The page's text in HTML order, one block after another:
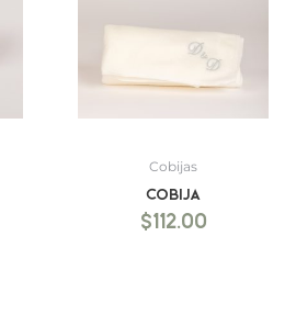
Cobijas
Cobija
$112.00